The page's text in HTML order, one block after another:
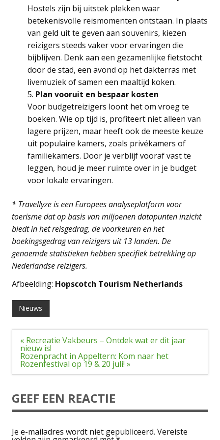
Hostels zijn bij uitstek plekken waar
betekenisvolle reismomenten ontstaan. In plaats
van geld uit te geven aan souvenirs, kiezen
reizigers steeds vaker voor ervaringen die
bijblijven. Denk aan een gezamenlijke fietstocht
door de stad, een avond op het dakterras met
livemuziek of samen een maaltijd koken.
Plan vooruit en bespaar kosten
Voor budgetreizigers loont het om vroeg te
boeken. Wie op tijd is, profiteert niet alleen van
lagere prijzen, maar heeft ook de meeste keuze
uit populaire kamers, zoals privékamers of
familiekamers. Door je verblijf vooraf vast te
leggen, houd je meer ruimte over in je budget
voor lokale ervaringen.
* Travellyze is een Europees analyseplatform voor
toerisme dat op basis van miljoenen datapunten inzicht
biedt in het reisgedrag, de voorkeuren en het
boekingsgedrag van reizigers uit 13 landen. De
genoemde statistieken hebben specifiek betrekking op
Nederlandse reizigers.
Afbeelding: Hopscotch Tourism Netherlands
Nieuws
Bericht
navigatie
« Recreatie Vakbeurs – Ontdek wat er dit jaar
nieuw is!
Rozenpracht in Appeltern: Kom naar het
Rozenfestival op 19 & 20 juli! »
GEEF EEN REACTIE
Je e-mailadres wordt niet gepubliceerd. Vereiste